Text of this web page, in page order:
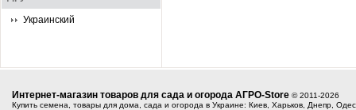
Украинский
Интернет-магазин товаров для сада и огорода АГРО-Store © 2011-2026
Купить семена, товары для дома, сада и огорода в Украине: Киев, Харьков, Днепр,